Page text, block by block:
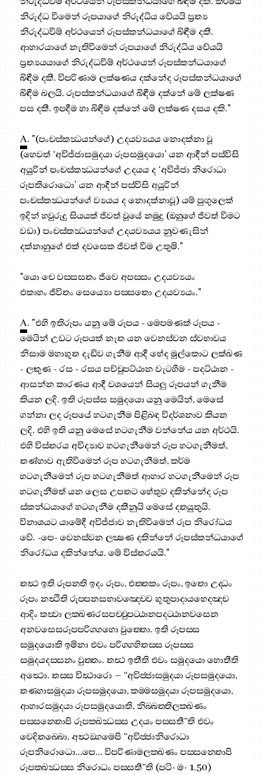
නිරුද්ධ වීමෙන් රූපයාගේ නිරුද්ධිය වේයයි ප්‍රත්‍ය
නිරුද්ධවීම් අර්ථයෙන් රූපස්කන්ධයාගේ බිඳීම දකී.
ආහාරයාගේ නැතිවීමෙන් රූපයාගේ නිරුද්ධිය වේයයි
ප්‍රත්‍යයයාගේ නිරුද්ධවීම් අර්ථයෙන් රූපස්කන්ධයාගේ
බිඳීම දකී. විපරිණාම ලක්ෂණය දක්නේද රූපස්කන්ධයාගේ
බිඳීම බලයි. රූපස්කන්ධයාගේ බිඳීම දක්නේ මේ ලක්ෂණ
පස දකී. ඉපදීම හා බිඳීම දක්නේ මේ ලක්ෂණ දසය දකි."
A. "(පංචස්කන්‍ධයන්ගේ) උදයව්‍යයය නොදක්නා වූ
(හෙවත් ‘අවිජ්ජාසමුදයා රූපසමුදයො’ යන ආදීන් පස්විසි
අයුරින් පංචස්කන්‍ධයන්ගේ උදයය ද ‘අවිජ්ජා නිරොධා
රූපතිරොධො’ යන ආදීන් පස්විසි අයුරින්
පංචස්කන්‍ධයන්ගේ ව්‍යයය ද නොදක්නාවූ) යම් පුඟුලෙක්
ඉදින් හවුරුදු සියයක් ජීවත් වූයේ නමුදු (ඔහුගේ ජීවත් වීමට
වඩා) පංචස්කන්‍ධයන්ගේ උදයව්‍යයය නුවණැසින්
දක්නාහුගේ එක් දවසෙක ජීවත් වීම උතුමි."
"යො චෙ වස‍්සසතං ජීවෙ අපස‍්සං උදයව්‍යයං
එකාහං ජීවිතං සෙය්‍යො පස‍්සතො උදයව්‍යයං."
A. "එහි ඉතිරූපං යනු මේ රූපය - මෙපමණක් රූපය -
මෙයින් උඩට රූපයක් නැත යන වෙනස්වන ස්වභාවය
නිසාම මහාභූත දැඩිව ගැනීම ආදී භේද මුල්කොට ලක්ඛණ
- ලකුණ - රස - රසය පච්චුපට්ඨාන වැටහීම - පදට්ඨාන -
ආසන්න කාරණය ආදී වශයෙන් සියලු රූපයන් ගැනීම
කියන ලදි. ඉති රූපස්ස සමුදයො යනු මෙයින්, මෙසේ
ගන්නා ලද රූපයේ හටගැනීම පිළිබඳ විදර්ශනාව කියන
ලදි. එහි ඉති යනු මෙසේ හටගැනීම වන්නේය යන අර්ථයි.
එහි විස්තරය අවිද්‍යාව හටගැනීමෙන් රූප හටගැනීමත්,
තණ්හාව ඇතිවීමෙන් රූප හටගැනීමත්, කර්ම
හටගැනීමෙන් රූප හටගැනීමත් ආහාර හටගැනීමෙන් රූප
හටගැනීමත් යන ලෙස උපතට හේතුව දකින්නේද රූප
ස්කන්ධයාගේ හටගැනීම දකීනුයි මෙසේ දතයුතුයි.
විනාශයට යාමේදී අවිජ්ජාව නැතිවීමෙන් රූප නිරෝධය
වේ. -පෙ- වෙනස්වන ලක්‍ෂණ දකින්නේ රූපස්කන්ධයාගේ
නිරෝධය දකින්නේය. මේ විස්තරයයි."
තත්‍ථ ඉති රූපන‍්ති ඉදං රූපං, එත‍්තකං රූපං, ඉතො උද‍්ධං
රූපං නත්‍ථීති රුප‍්පනසභාවඤ‍්චෙව භූතුපාදායභෙදඤ‍්ච
ආදිං කත්‍වා ලක‍්ඛණරසපච‍්චුපට‍්ඨානපදට‍්ඨානවසෙන
අනවසෙසරූපපරිග‍්ගහො වුත‍්තො. ඉති රූපස‍්ස
සමුදයොති ඉමිනා එවං පරිග‍්ගහිතස‍්ස රූපස‍්ස
සමුදයදස‍්සනං වුත‍්තං. තත්‍ථ ඉතීති එවං සමුදයො හොතීති
අත්‍ථො. තස‍්ස විත්‍ථාරො – “අවිජ‍්ජාසමුදයා රූපසමුදයො,
තණ‍්හාසමුදයා රූපසමුදයො, කම‍්මසමුදයා රූපසමුදයො,
ආහාරසමුදයා රූපසමුදයොති, නිබ‍්බත‍්තිලක‍්ඛණං
පස‍්සන‍්තොපි රූපක‍්ඛන්‍ධස‍්ස උදයං පස‍්සතී”ති එවං
වෙදිතබ‍්බො. අත්‍ථඞ‍්ගමෙපි “අවිජ‍්ජානිරොධා
රූපනිරොධො…පෙ… විපරිණාමලක‍්ඛණං පස‍්සන‍්තොපි
රූපක‍්ඛන්‍ධස‍්ස නිරොධං පස‍්සතී”ති (පටි· ම· 1.50)